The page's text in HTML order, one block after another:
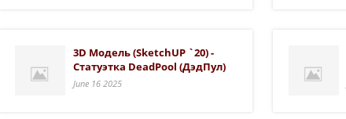
3D Модель (SketchUP `20) -
Статуэтка DeadPool (ДэдПул)
June 16 2025